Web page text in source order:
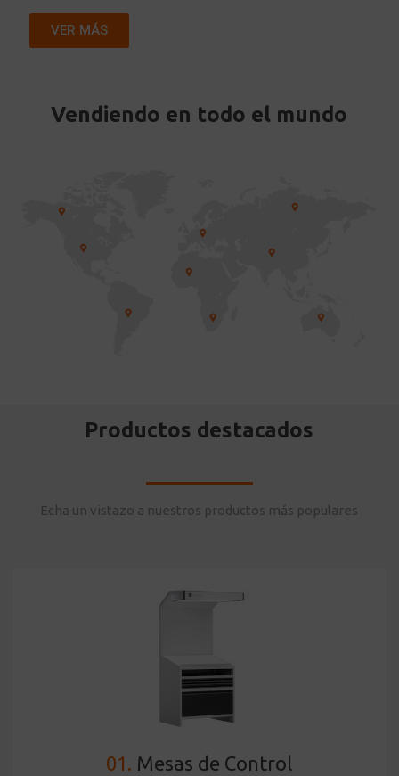
VER MÁS
Vendiendo en todo el mundo
Productos destacados
Echa un vistazo a nuestros productos más populares
01. Mesas de Control